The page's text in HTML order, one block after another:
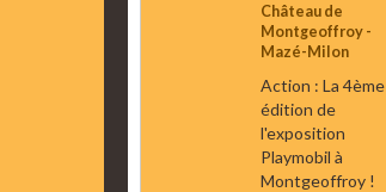
Château de
Montgeoffroy -
Mazé-Milon
Action : La 4ème
édition de
l'exposition
Playmobil à
Montgeoffroy !